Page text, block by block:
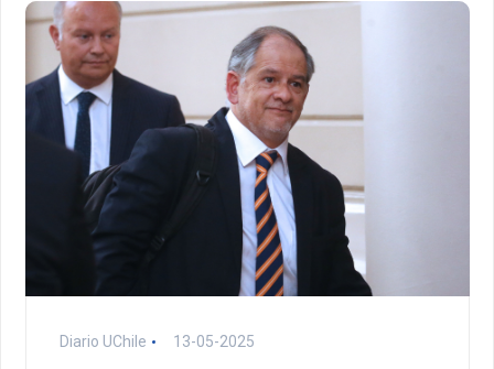
Diario UChile 13-05-2025